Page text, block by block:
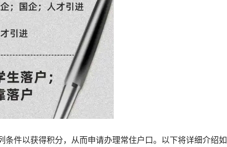
件以获得积分，从而申请办理常住户口。以下将详细介绍如